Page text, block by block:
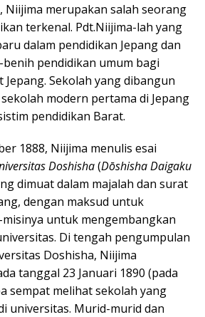
Niijima merupakan salah seorang
terkenal. Pdt.Niijima-lah yang
dalam pendidikan Jepang dan
pendidikan umum bagi
Sekolah yang dibangun
modern pertama di Jepang
pendidikan Barat.
1888, Niijima menulis esai
Doshisha(Dōshisha Daigaku
dimuat dalam majalah dan surat
dengan maksud untuk
untuk mengembangkan
Di tengah pengumpulan
Doshisha, Niijima
tanggal 23 Januari 1890 (pada
sempat melihat sekolah yang
universitas. Murid-murid dan